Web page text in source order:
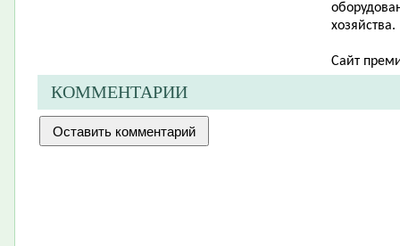
хозяйства.
Сайт
КОММЕНТАРИИ